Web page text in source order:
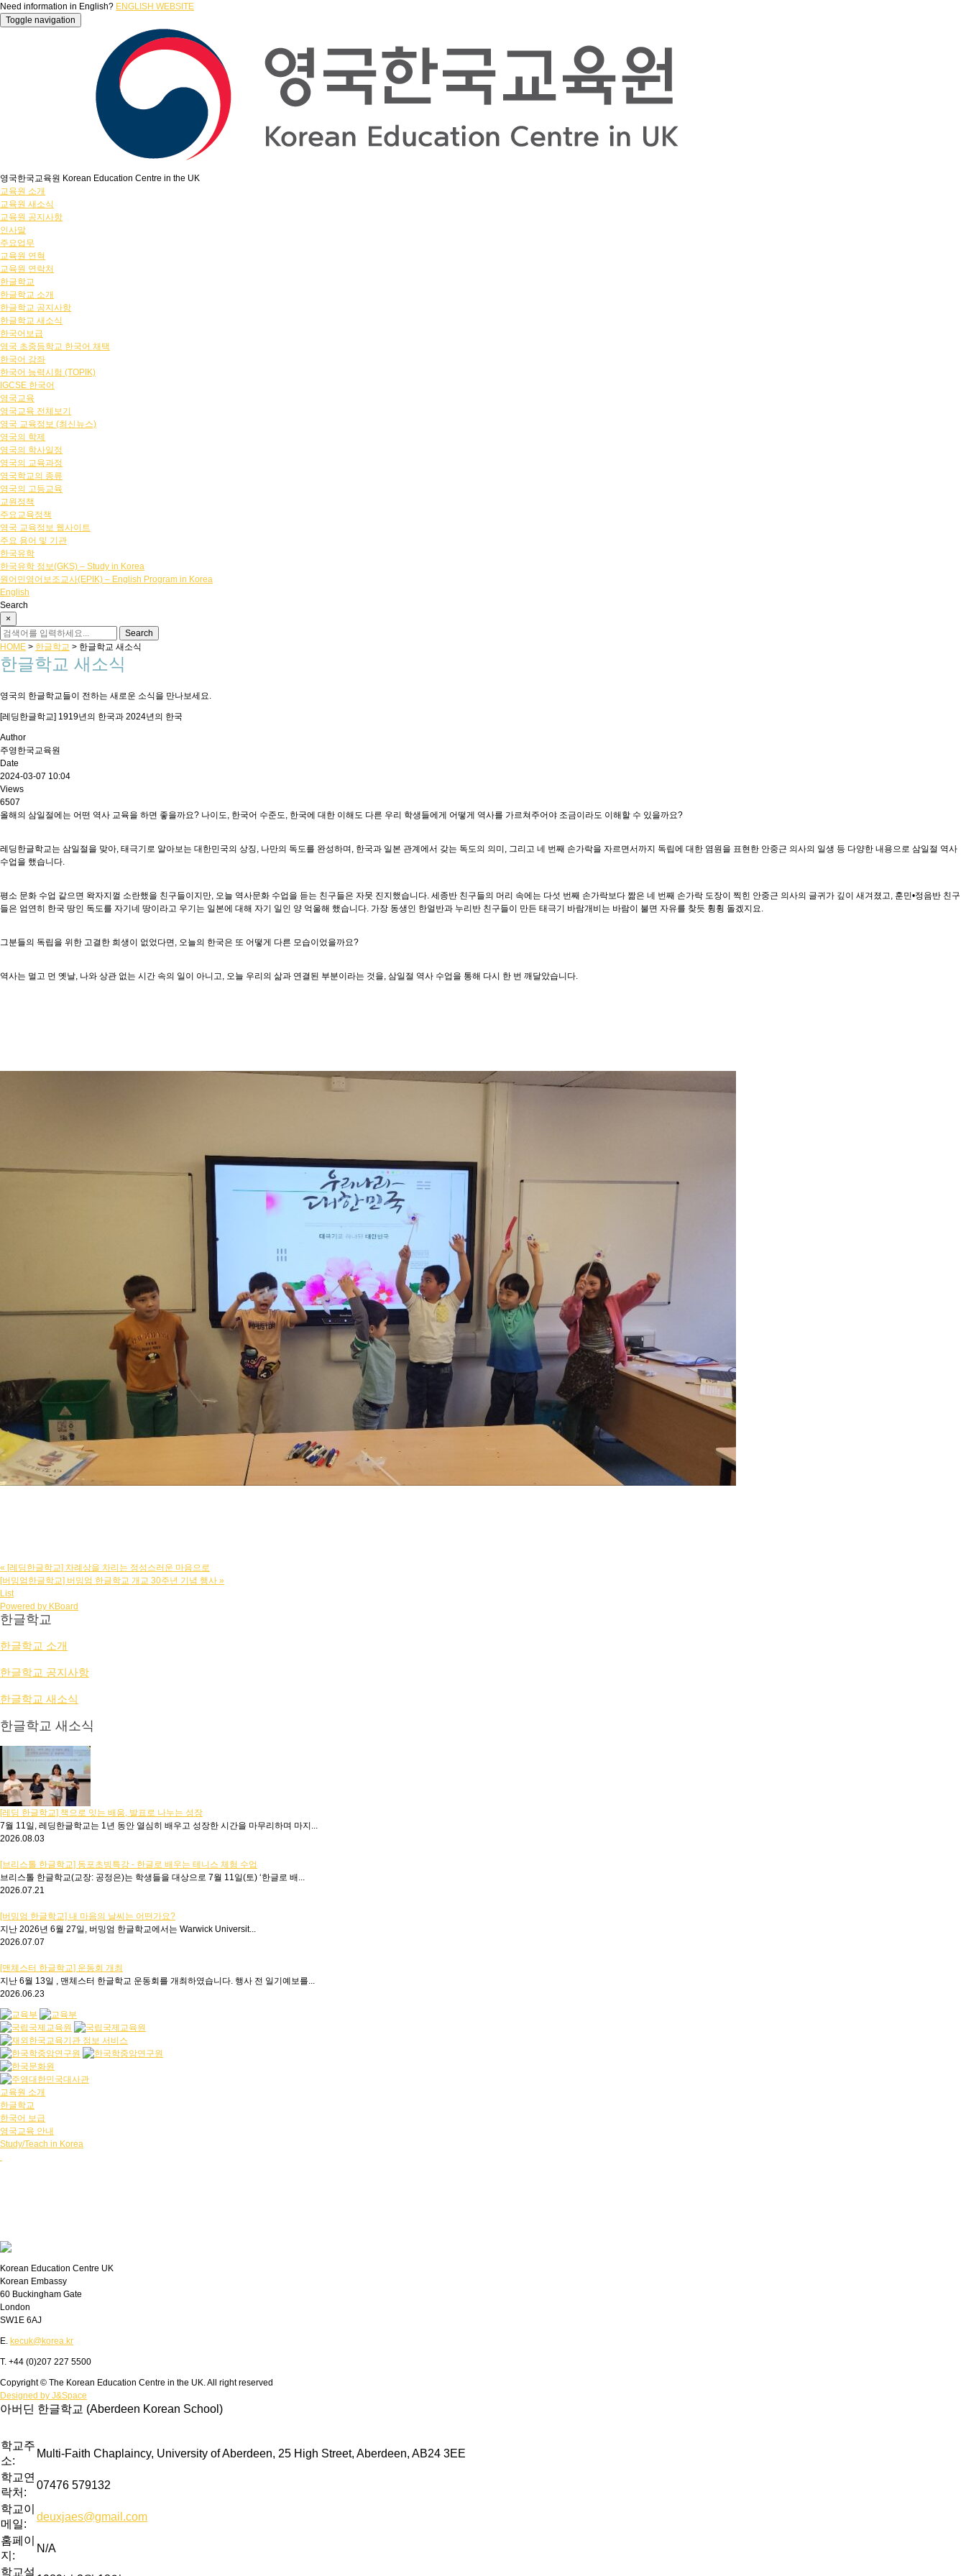
Need information in English? ENGLISH WEBSITE
Toggle navigation
영국한국교육원 Korean Education Centre in the UK
교육원 소개
교육원 새소식
교육원 공지사항
인사말
주요업무
교육원 연혁
교육원 연락처
한글학교
한글학교 소개
한글학교 공지사항
한글학교 새소식
한국어보급
영국 초중등학교 한국어 채택
한국어 강좌
한국어 능력시험 (TOPIK)
IGCSE 한국어
영국교육
영국교육 전체보기
영국 교육정보 (최신뉴스)
영국의 학제
영국의 학사일정
영국의 교육과정
영국학교의 종류
영국의 고등교육
교원정책
주요교육정책
영국 교육정보 웹사이트
주요 용어 및 기관
한국유학
한국유학 정보(GKS) – Study in Korea
원어민영어보조교사(EPIK) – English Program in Korea
English
Search
×
HOME > 한글학교 > 한글학교 새소식
한글학교 새소식
영국의 한글학교들이 전하는 새로운 소식을 만나보세요.
[레딩한글학교] 1919년의 한국과 2024년의 한국
Author
주영한국교육원
Date
2024-03-07 10:04
Views
6507
올해의 삼일절에는 어떤 역사 교육을 하면 좋을까요? 나이도, 한국어 수준도, 한국에 대한 이해도 다른 우리 학생들에게 어떻게 역사를 가르쳐주어야 조금이라도 이해할 수 있을까요?
레딩한글학교는 삼일절을 맞아, 태극기로 알아보는 대한민국의 상징, 나만의 독도를 완성하며, 한국과 일본 관계에서 갖는 독도의 의미, 그리고 네 번째 손가락을 자르면서까지 독립에 대한 염원을 표현한 안중근 의사의 일생 등 다양한 내용으로 삼일절 역사
수업을 했습니다.
평소 문화 수업 같으면 왁자지껄 소란했을 친구들이지만, 오늘 역사문화 수업을 듣는 친구들은 자뭇 진지했습니다. 세종반 친구들의 머리 속에는 다섯 번째 손가락보다 짦은 네 번째 손가락 도장이 찍힌 안중근 의사의 글귀가 깊이 새겨졌고, 훈민•정음반 친구
들은 엄연히 한국 땅인 독도를 자기네 땅이라고 우기는 일본에 대해 자기 일인 양 억울해 했습니다. 가장 동생인 한얼반과 누리반 친구들이 만든 태극기 바람개비는 바람이 불면 자유를 찾듯 휭휭 돌겠지요.
그분들의 독립을 위한 고결한 희생이 없었다면, 오늘의 한국은 또 어떻게 다른 모습이었을까요?
역사는 멀고 먼 옛날, 나와 상관 없는 시간 속의 일이 아니고, 오늘 우리의 삶과 연결된 부분이라는 것을, 삼일절 역사 수업을 통해 다시 한 번 깨달았습니다.
« [레딩한글학교] 차례상을 차리는 정성스러운 마음으로
[버밍엄한글학교] 버밍엄 한글학교 개교 30주년 기념 행사 »
List
Powered by KBoard
한글학교
한글학교 소개
한글학교 공지사항
한글학교 새소식
한글학교 새소식
[레딩 한글학교] 책으로 잇는 배움, 발표로 나누는 성장
7월 11일, 레딩한글학교는 1년 동안 열심히 배우고 성장한 시간을 마무리하며 마지...
2026.08.03
[브리스톨 한글학교] 동포초빙특강 - 한글로 배우는 테니스 체험 수업
브리스톨 한글학교(교장: 공정은)는 학생들을 대상으로 7월 11일(토) ‘한글로 배...
2026.07.21
[버밍엄 한글학교] 내 마음의 날씨는 어떤가요?
지난 2026년 6월 27일, 버밍엄 한글학교에서는 Warwick Universit...
2026.07.07
[맨체스터 한글학교] 운동회 개최
지난 6월 13일 , 맨체스터 한글학교 운동회를 개최하였습니다. 행사 전 일기예보를...
2026.06.23
교육원 소개
한글학교
한국어 보급
영국교육 안내
Study/Teach in Korea
Korean Education Centre UK
Korean Embassy
60 Buckingham Gate
London
SW1E 6AJ
E. kecuk@korea.kr
T. +44 (0)207 227 5500
Copyright © The Korean Education Centre in the UK. All right reserved
Designed by J&Space
아버딘 한글학교 (Aberdeen Korean School)
학교주
소:
Multi-Faith Chaplaincy, University of Aberdeen, 25 High Street, Aberdeen, AB24 3EE
학교연
락처:
07476 579132
학교이
메일:
deuxjaes@gmail.com
홈페이
지:
N/A
학교설